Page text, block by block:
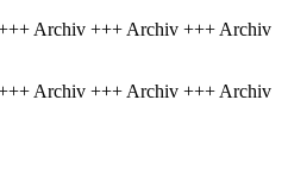
Archiv +++ Archiv +++ Archiv
Archiv +++ Archiv +++ Archiv